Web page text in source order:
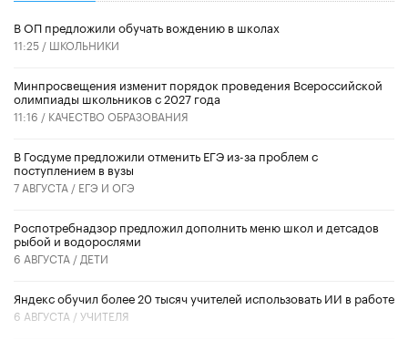
В ОП предложили обучать вождению в школах
11:25 / ШКОЛЬНИКИ
Минпросвещения изменит порядок проведения Всероссийской
олимпиады школьников с 2027 года
11:16 / КАЧЕСТВО ОБРАЗОВАНИЯ
В Госдуме предложили отменить ЕГЭ из-за проблем с
поступлением в вузы
7 АВГУСТА / ЕГЭ И ОГЭ
Роспотребнадзор предложил дополнить меню школ и детсадов
рыбой и водорослями
6 АВГУСТА / ДЕТИ
​Яндекс обучил более 20 тысяч учителей использовать ИИ в работе
6 АВГУСТА /УЧИТЕЛЯ